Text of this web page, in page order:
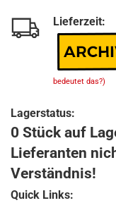
Lieferzeit:
bedeutet das?)
Lagerstatus:
0 Stück auf
Lieferanten
Verständnis!
Quick Links: